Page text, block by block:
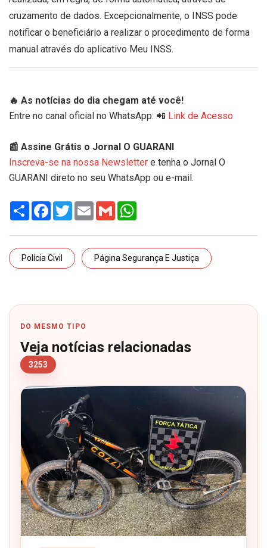
cruzamento de dados. Excepcionalmente, o INSS pode
notificar o beneficiário a realizar o procedimento de forma
manual através do aplicativo Meu INSS.
🔥 As notícias do dia chegam até você!
Entre no canal oficial no WhatsApp: 📲 Link de Acesso
📰 Assine Grátis o Jornal O GUARANI
Inscreva-se na nossa Newsletter e tenha o Jornal O
GUARANI direto no seu WhatsApp ou e-mail.
Share Facebook
TwitterEmail Gmail
Polícia Civil Página Segurança E Justiça
DO MESMO TIPO
Veja notícias relacionadas
3253